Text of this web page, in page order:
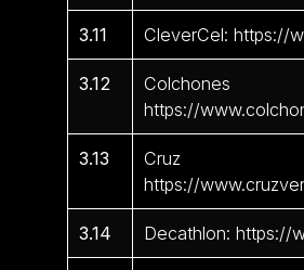
3.11 CleverCel: https://
3.12
https://
3.13
Cruz
https://
3.14 Decathlon: https://